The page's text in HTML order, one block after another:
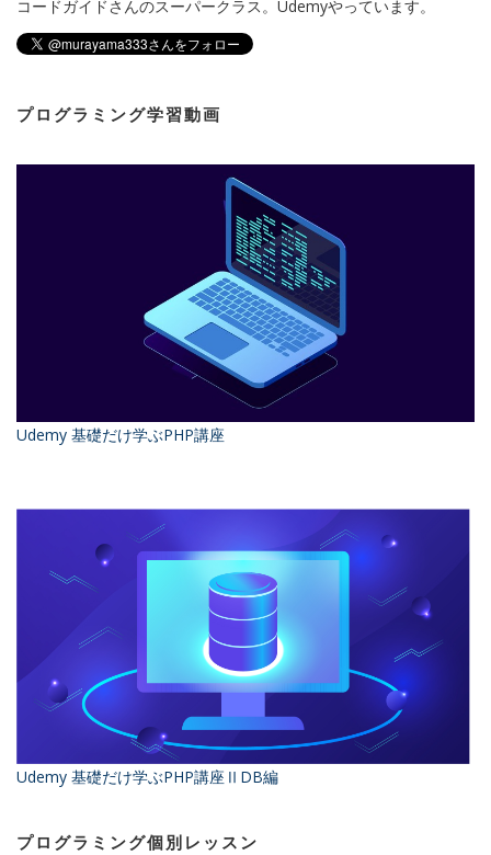
コードガイドさんのスーパークラス。Udemyやっています。
プログラミング学習動画
Udemy 基礎だけ学ぶPHP講座
Udemy 基礎だけ学ぶPHP講座ⅡDB編
プログラミング個別レッスン